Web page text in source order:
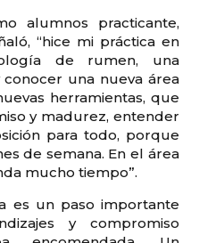
alumnos practicante,
“hice mi práctica en
de rumen, una
una nueva área
herramientas, que
y madurez, entender
para todo, porque
de semana. En el área
mucho tiempo”.
es un paso importante
y compromiso